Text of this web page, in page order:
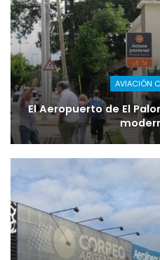
AVIACIÓN
El Aeropuerto de El